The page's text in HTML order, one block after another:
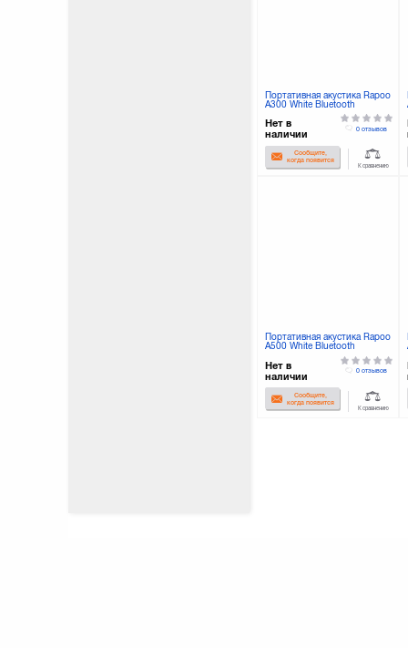
Портативная акустика Rapoo
A300 White Bluetooth
Нет в
наличии
Сообщите,
когда появится
0 отзывов
К сравнению
Портативная акустика Rapoo
A500 White Bluetooth
Нет в
наличии
Сообщите,
когда появится
0 отзывов
К сравнению